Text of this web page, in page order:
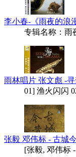
李小春-《雨夜的浪
专辑名称：雨
雨林唱片 张文彪 -
01] 渔火闪闪
张毅 邓伟标 - 古城
[张毅, 邓伟标